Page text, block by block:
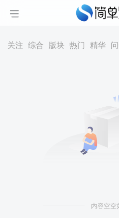
关注 综合 版块 热门 精华
内容空空